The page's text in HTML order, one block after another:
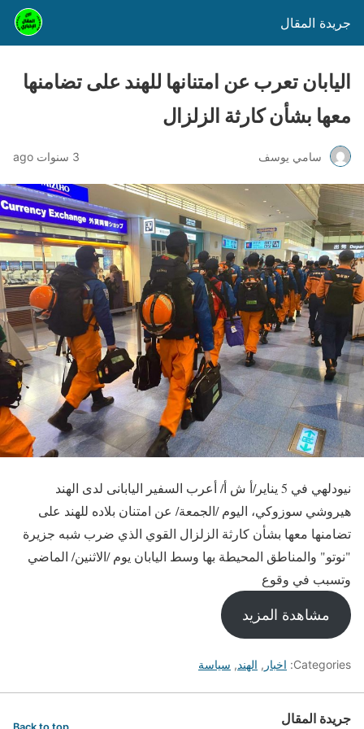
جريدة المقال
اليابان تعرب عن امتنانها للهند على تضامنها
معها بشأن كارثة الزلزال
سامي يوسف 3 سنوات ago
نيودلهي في 5 يناير/أ ش أ/ أعرب السفير اليابانى لدى الهند
هيروشي سوزوكي، اليوم /الجمعة/ عن امتنان بلاده للهند على
تضامنها معها بشأن كارثة الزلزال القوي الذي ضرب شبه جزيرة
"نوتو" والمناطق المحيطة بها وسط اليابان يوم /الاثنين/ الماضي
وتسبب في وقوع
مشاهدة المزيد
Categories: اخبار , الهند, سياسة
جريدة المقال